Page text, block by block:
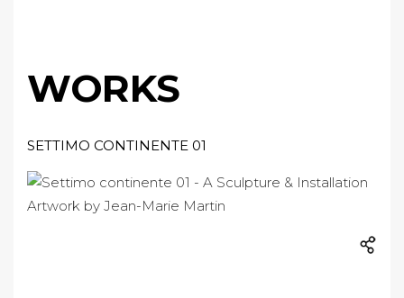
WORKS
SETTIMO CONTINENTE 01